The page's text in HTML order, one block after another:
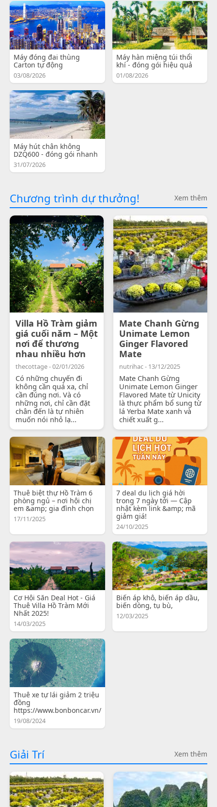
Máy đóng đai thùng
Carton tự động
03/08/2026
Máy hàn miệng túi thổi
khí - đóng gói hiệu quả
01/08/2026
Máy hút chân không
DZQ600 - đóng gói nhanh
31/07/2026
Chương trình dự thưởng! Xem thêm
Villa Hồ Tràm giảm
giá cuối năm – Một
nơi để thương
nhau nhiều hơn
thecottage - 02/01/2026
Có những chuyến đi
không cần quá xa, chỉ
cần đúng nơi. Và có
những nơi, chỉ cần đặt
chân đến là tự nhiên
muốn nói nhỏ lạ...
Mate Chanh Gừng
Unimate Lemon
Ginger Flavored
Mate
nutrihac - 13/12/2025
Mate Chanh Gừng
Unimate Lemon Ginger
Flavored Mate từ Unicity
là thực phẩm bổ sung từ
lá Yerba Mate xanh và
chiết xuất g...
Thuê biệt thự Hồ Tràm 6
phòng ngủ – nơi hội chị
em &amp; gia đình chọn
17/11/2025
7 deal du lịch giá hời
trong 7 ngày tới — Cập
nhật kèm link &amp; mã
giảm giá!
24/10/2025
Cơ Hội Săn Deal Hot - Giá
Thuê Villa Hồ Tràm Mới
Nhất 2025!
14/03/2025
Biến áp khô, biến áp dầu,
biến dòng, tụ bù,
12/03/2025
Thuê xe tự lái giảm 2 triệu
đồng
https://www.bonboncar.vn/
19/08/2024
Giải Trí Xem thêm